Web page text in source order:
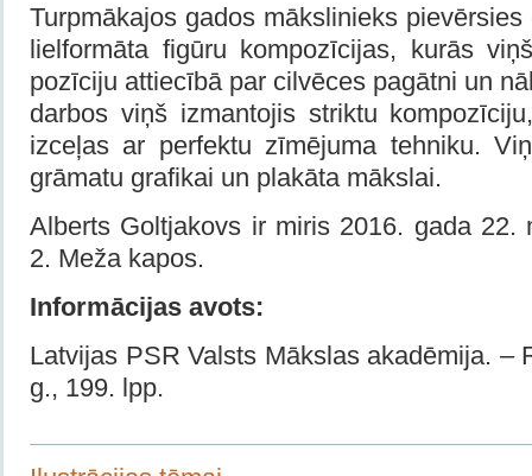
Turpmākajos gados mākslinieks
lielformāta figūru kompozīcijas, kurās
pozīciju attiecībā par cilvēces pagātni un
darbos viņš izmantojis striktu
izceļas ar perfektu zīmējuma tehniku.
grāmatu grafikai un plakāta mākslai.
Alberts Goltjakovs ir miris 2016. gada 22.
2. Meža kapos.
Informācijas avots:
Latvijas PSR Valsts Mākslas akadēmija. –
g., 199. lpp.